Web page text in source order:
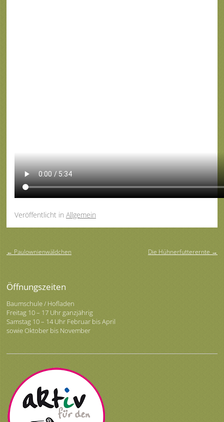
Veröffentlicht in Allgemein
← Paulownienwäldchen Die Hühnerfutterernte →
Öffnungszeiten
Baumschule / Hofladen
Freitag 10 – 17 Uhr ganzjährig
Samstag 10 – 14 Uhr Februar bis April
sowie Oktober bis November